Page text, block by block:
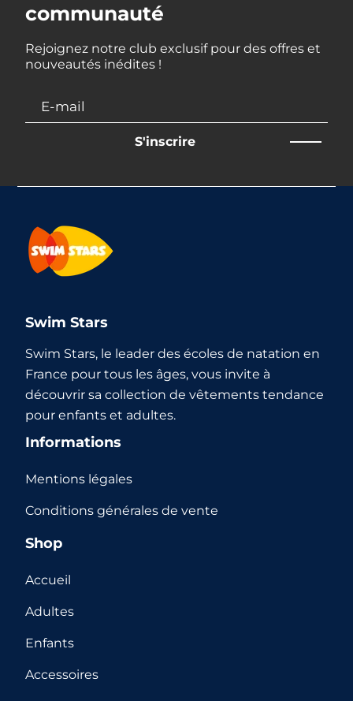
communauté
Rejoignez notre club exclusif pour des offres et
nouveautés inédites !
S'inscrire
Swim Stars
Swim Stars, le leader des écoles de natation en
France pour tous les âges, vous invite à
découvrir sa collection de vêtements tendance
pour enfants et adultes.
Informations
Mentions légales
Conditions générales de vente
Shop
Accueil
Adultes
Enfants
Accessoires